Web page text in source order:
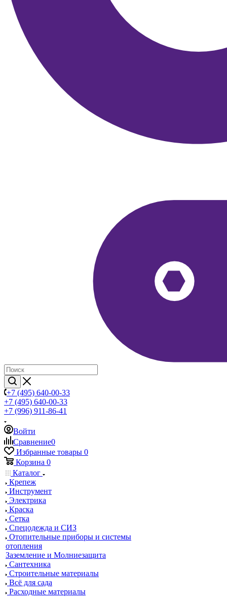
+7 (495) 640-00-33
+7 (495) 640-00-33
+7 (996) 911-86-41
Войти
Сравнение0
Избранные товары 0
Корзина 0
Каталог
Крепеж
Инструмент
Электрика
Краска
Сетка
Спецодежда и СИЗ
Отопительные приборы и системы
отопления
Заземление и Молниезащита
Сантехника
Строительные материалы
Всё для сада
Расходные материалы